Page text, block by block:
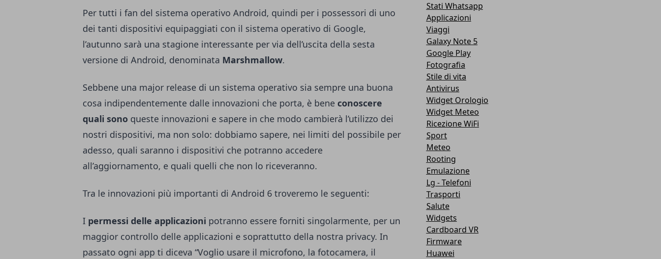
Per tutti i fan del sistema operativo Android, quindi per i possessori di uno
dei tanti dispositivi equipaggiati con il sistema operativo di Google,
l’autunno sarà una stagione interessante per via dell’uscita della sesta
versione di Android, denominata Marshmallow.
Sebbene una major release di un sistema operativo sia sempre una buona
cosa indipendentemente dalle innovazioni che porta, è bene conoscere
quali sono queste innovazioni e sapere in che modo cambierà l’utilizzo dei
nostri dispositivi, ma non solo: dobbiamo sapere, nei limiti del possibile per
adesso, quali saranno i dispositivi che potranno accedere
all’aggiornamento, e quali quelli che non lo riceveranno.
Tra le innovazioni più importanti di Android 6 troveremo le seguenti:
I permessi delle applicazioni potranno essere forniti singolarmente, per un
maggior controllo delle applicazioni e soprattutto della nostra privacy. In
passato ogni app ti diceva “Voglio usare il microfono, la fotocamera, il
Stati Whatsapp
Applicazioni
Viaggi
Galaxy Note 5
Google Play
Fotografia
Stile di vita
Antivirus
Widget Orologio
Widget Meteo
Ricezione WiFi
Sport
Meteo
Rooting
Emulazione
Lg - Telefoni
Trasporti
Salute
Widgets
Cardboard VR
Firmware
Huawei